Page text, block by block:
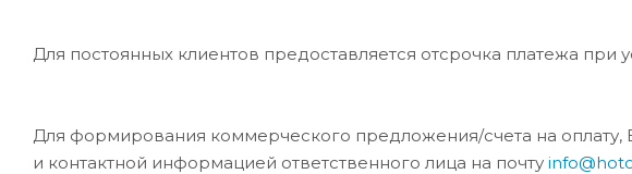
Для постоянных клиентов предоставляется отсрочка платежа при
Для формирования коммерческого предложения/счета на оплату,
и контактной информацией ответственного лица на почту